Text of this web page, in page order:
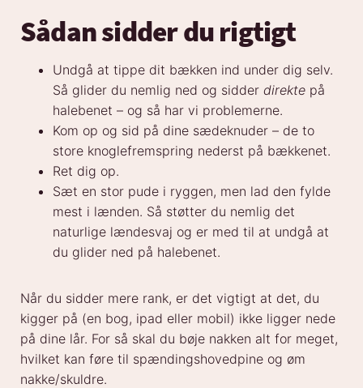
Sådan sidder du rigtigt
Undgå at tippe dit bækken ind under dig selv.
Så glider du nemlig ned og sidder direkte på
halebenet – og så har vi problemerne.
Kom op og sid på dine sædeknuder – de to
store knoglefremspring nederst på bækkenet.
Ret dig op.
Sæt en stor pude i ryggen, men lad den fylde
mest i lænden. Så støtter du nemlig det
naturlige lændesvaj og er med til at undgå at
du glider ned på halebenet.
Når du sidder mere rank, er det vigtigt at det, du
kigger på (en bog, ipad eller mobil) ikke ligger nede
på dine lår. For så skal du bøje nakken alt for meget,
hvilket kan føre til spændingshovedpine og øm
nakke/skuldre.